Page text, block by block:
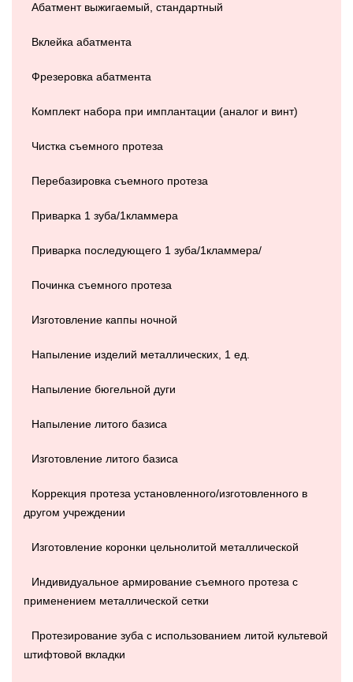
Абатмент выжигаемый, стандартный
Вклейка абатмента
Фрезеровка абатмента
Комплект набора при имплантации (аналог и винт)
Чистка съемного протеза
Перебазировка съемного протеза
Приварка 1 зуба/1кламмера
Приварка последующего 1 зуба/1кламмера/
Починка съемного протеза
Изготовление каппы ночной
Напыление изделий металлических, 1 ед.
Напыление бюгельной дуги
Напыление литого базиса
Изготовление литого базиса
Коррекция протеза установленного/изготовленного в
другом учреждении
Изготовление коронки цельнолитой металлической
Индивидуальное армирование съемного протеза с
применением металлической сетки
Протезирование зуба с использованием литой культевой
штифтовой вкладки